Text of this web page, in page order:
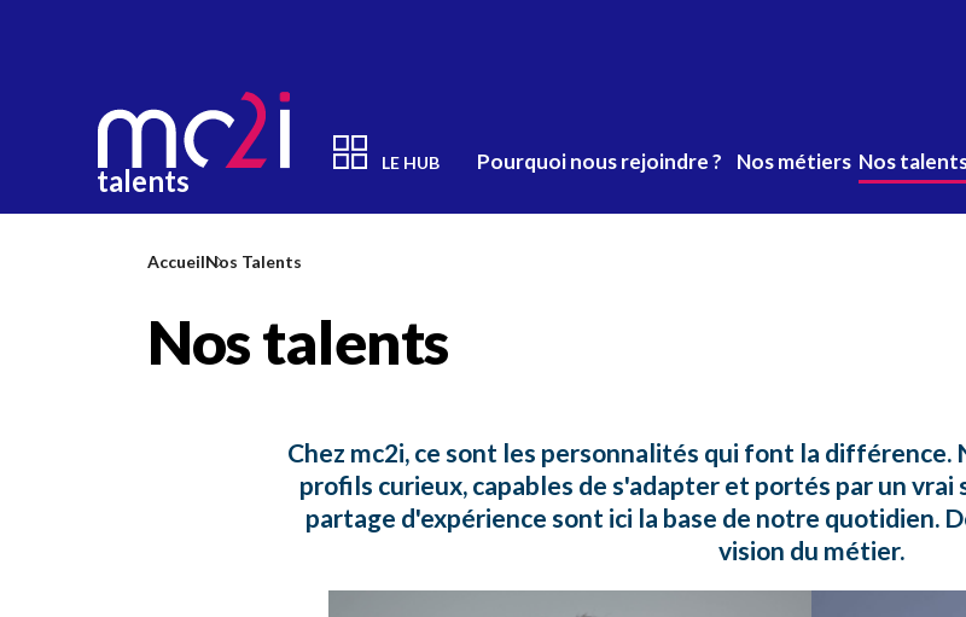
talents
LE HUB
Navigation
Pourquoi nous rejoindre ? Nos métiers Nos
AccueilNos Talents
Nos talents
Chez mc2i, ce sont les personnalités qui font la
profils curieux, capables de s'adapter et portés par un
partage d'expérience sont ici la base de notre quotidien.
vision du métier.